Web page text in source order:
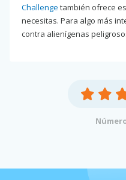
Challenge también ofrece
necesitas. Para algo más
contra alienígenas